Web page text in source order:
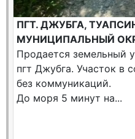
ПГТ. ДЖУБГА,
МУНИЦИПАЛЬНЫЙ
Продается земельный
пгт Джубга. Участок в
без коммуникаций.
До моря 5 минут на...